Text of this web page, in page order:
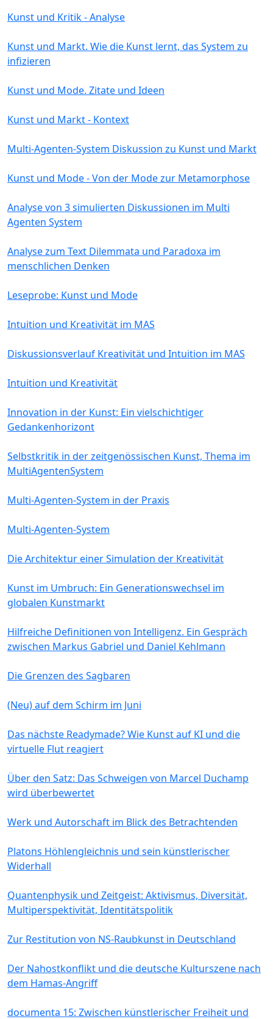
Kunst und Kritik - Analyse
Kunst und Markt. Wie die Kunst lernt, das System zu
infizieren
Kunst und Mode. Zitate und Ideen
Kunst und Markt - Kontext
Multi-Agenten-System Diskussion zu Kunst und Markt
Kunst und Mode - Von der Mode zur Metamorphose
Analyse von 3 simulierten Diskussionen im Multi
Agenten System
Analyse zum Text Dilemmata und Paradoxa im
menschlichen Denken
Leseprobe: Kunst und Mode
Intuition und Kreativität im MAS
Diskussionsverlauf Kreativität und Intuition im MAS
Intuition und Kreativität
Innovation in der Kunst: Ein vielschichtiger
Gedankenhorizont
Selbstkritik in der zeitgenössischen Kunst, Thema im
MultiAgentenSystem
Multi-Agenten-System in der Praxis
Multi-Agenten-System
Die Architektur einer Simulation der Kreativität
Kunst im Umbruch: Ein Generationswechsel im
globalen Kunstmarkt
Hilfreiche Definitionen von Intelligenz. Ein Gespräch
zwischen Markus Gabriel und Daniel Kehlmann
Die Grenzen des Sagbaren
(Neu) auf dem Schirm im Juni
Das nächste Readymade? Wie Kunst auf KI und die
virtuelle Flut reagiert
Über den Satz: Das Schweigen von Marcel Duchamp
wird überbewertet
Werk und Autorschaft im Blick des Betrachtenden
Platons Höhlengleichnis und sein künstlerischer
Widerhall
Quantenphysik und Zeitgeist: Aktivismus, Diversität,
Multiperspektivität, Identitätspolitik
Zur Restitution von NS-Raubkunst in Deutschland
Der Nahostkonflikt und die deutsche Kulturszene nach
dem Hamas-Angriff
documenta 15: Zwischen künstlerischer Freiheit und